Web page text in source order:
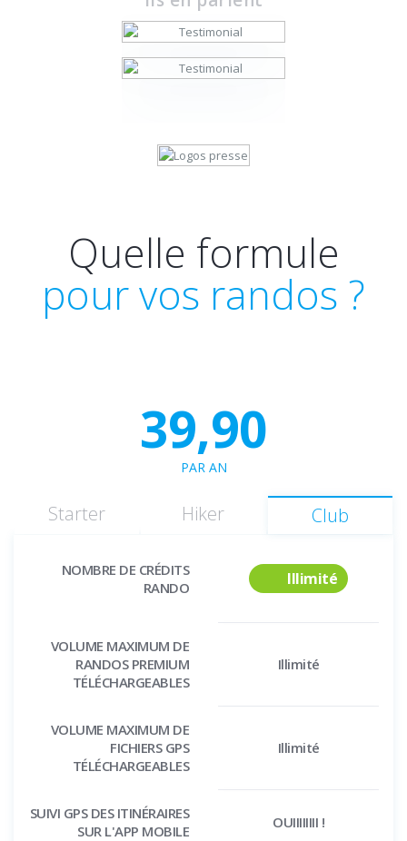
Quelle formule
pour vos randos ?
39,90
PAR AN
Starter Hiker Club
NOMBRE DE CRÉDITS
RANDO
Illimité
VOLUME MAXIMUM DE
RANDOS PREMIUM
TÉLÉCHARGEABLES
Illimité
VOLUME MAXIMUM DE
FICHIERS GPS
TÉLÉCHARGEABLES
Illimité
SUIVI GPS DES ITINÉRAIRES
SUR L'APP MOBILE
OUIIIIIIII !